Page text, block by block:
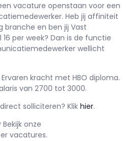
vacature openstaan voor een
. Heb jij affiniteit
branche en ben jij Vast
16 per week? Dan is de functie
wellicht
Ervaren kracht met HBO diploma.
van 2700 tot 3000.
irect solliciteren? Klik hier.
onze
vacatures.